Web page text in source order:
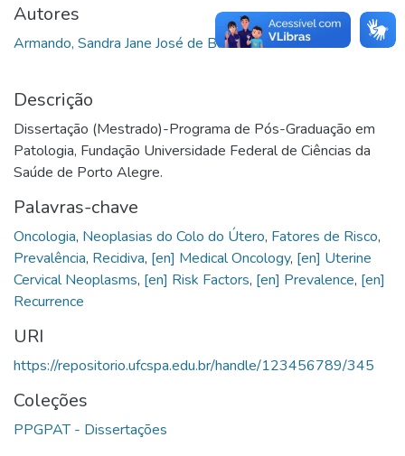
Autores
Armando, Sandra Jane José de Barros
Descrição
Dissertação (Mestrado)-Programa de Pós-Graduação em
Patologia, Fundação Universidade Federal de Ciências da
Saúde de Porto Alegre.
Palavras-chave
Oncologia, Neoplasias do Colo do Útero, Fatores de Risco,
Prevalência, Recidiva, [en] Medical Oncology, [en] Uterine
Cervical Neoplasms, [en] Risk Factors, [en] Prevalence, [en]
Recurrence
URI
https://repositorio.ufcspa.edu.br/handle/123456789/345
Coleções
PPGPAT - Dissertações